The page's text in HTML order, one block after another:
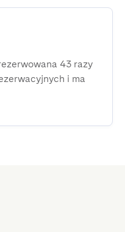
43 razy
i ma